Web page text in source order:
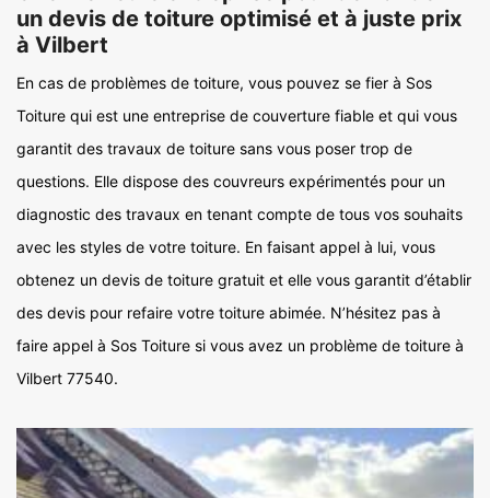
un devis de toiture optimisé et à juste prix
à Vilbert
En cas de problèmes de toiture, vous pouvez se fier à Sos
Toiture qui est une entreprise de couverture fiable et qui vous
garantit des travaux de toiture sans vous poser trop de
questions. Elle dispose des couvreurs expérimentés pour un
diagnostic des travaux en tenant compte de tous vos souhaits
avec les styles de votre toiture. En faisant appel à lui, vous
obtenez un devis de toiture gratuit et elle vous garantit d’établir
des devis pour refaire votre toiture abimée. N’hésitez pas à
faire appel à Sos Toiture si vous avez un problème de toiture à
Vilbert 77540.